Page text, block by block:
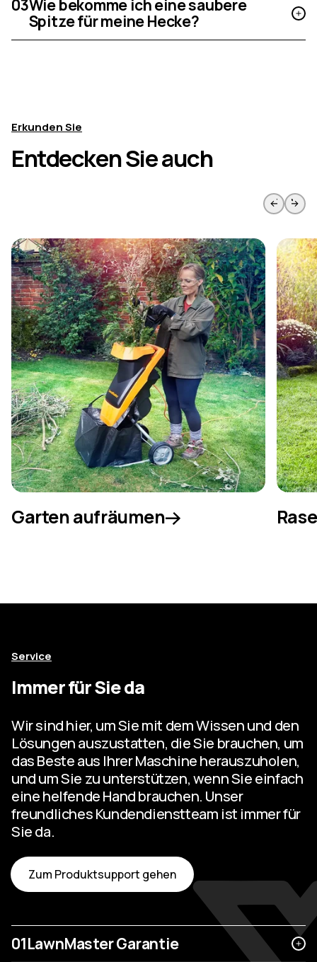
03Wie bekomme ich eine saubere
Spitze für meine Hecke?
Erkunden Sie
Entdecken Sie auch
Zur vorherigen Seite springen Weiter
Garten aufräumen
Service
Immer für Sie da
Wir sind hier, um Sie mit dem Wissen und den
Lösungen auszustatten, die Sie brauchen, um
das Beste aus Ihrer Maschine herauszuholen,
und um Sie zu unterstützen, wenn Sie einfach
eine helfende Hand brauchen. Unser
freundliches Kundendienstteam ist immer für
Sie da.
Zum Produktsupport gehen
01LawnMaster Garantie